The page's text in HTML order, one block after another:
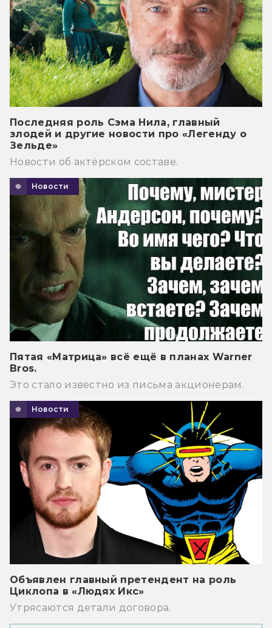
Последняя роль Сэма Нила, главный
злодей и другие новости про «Легенду о
Зельде»
Новости об актёрском составе.
Новости
Пятая «Матрица» всё ещё в планах Warner
Bros.
Это стало известно из письма акционерам.
Новости
Объявлен главный претендент на роль
Циклопа в «Людях Икс»
Утрясаются детали договора.